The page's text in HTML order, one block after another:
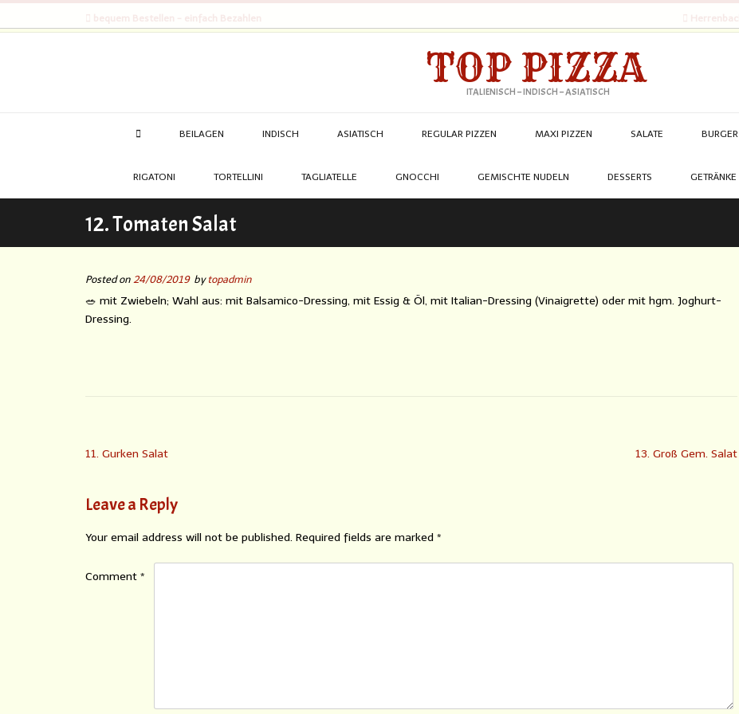
TOP PIZZA
ITALIENISCH – INDISCH – ASIATISCH
BEILAGEN INDISCH ASIATISCH REGULAR PIZZEN MAXI PIZZEN SALATE BURGER
RIGATONI TORTELLINI TAGLIATELLE GNOCCHI GEMISCHTE NUDELN DESSERTS GETRÄNKE
12. Tomaten Salat
Posted on 24/08/2019 by topadmin
🥗 mit Zwiebeln; Wahl aus: mit Balsamico-Dressing, mit Essig & Öl, mit Italian-Dressing (Vinaigrette) oder mit hgm. Joghurt-
Dressing.
11. Gurken Salat 13. Groß Gem. Salat
Leave a Reply
Your email address will not be published. Required fields are marked *
Comment *